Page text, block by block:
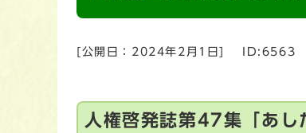
[公開日： 2024年2月1日 ID:6563
人権啓発誌第47集「あし